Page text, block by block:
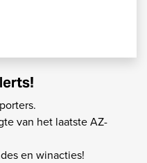
van het laatste AZ-
en winacties!